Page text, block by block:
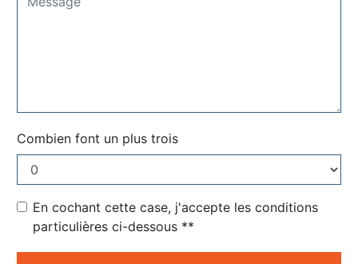
Combien font un plus trois
En cochant cette case, j'accepte les conditions
particulières ci-dessous **